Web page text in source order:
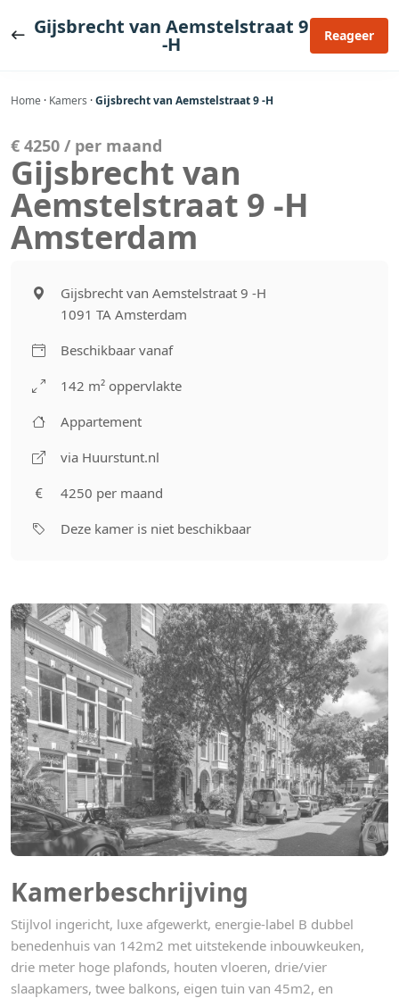
naar Gijsbrecht van Aemstelstraat 9
-H Reageer
Home · Kamers ·Gijsbrecht van Aemstelstraat 9 -H
Kamerbeschrijving
Stijlvol ingericht, luxe afgewerkt, energie-label B dubbel
benedenhuis van 142m2 met uitstekende inbouwkeuken,
drie meter hoge plafonds, houten vloeren, drie/vier
slaapkamers, twee balkons, eigen tuin van 45m2, en
€ 4250 / per maand
Gijsbrecht van
Aemstelstraat 9 -H
Amsterdam
Gijsbrecht van Aemstelstraat 9 -H
1091 TA Amsterdam
Beschikbaar vanaf
142 m² oppervlakte
Appartement
via Huurstunt.nl
4250 per maand
Deze kamer is niet beschikbaar